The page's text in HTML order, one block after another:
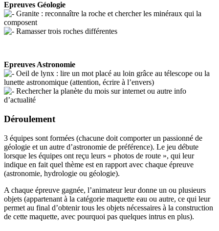
Epreuves Géologie
Granite : reconnaître la roche et chercher les minéraux qui la
composent
Ramasser trois roches différentes
Epreuves Astronomie
Oeil de lynx : lire un mot placé au loin grâce au télescope ou la
lunette astronomique (attention, écrire à l’envers)
Rechercher la planète du mois sur internet ou autre info
d’actualité
Déroulement
3 équipes sont formées (chacune doit comporter un passionné de
géologie et un autre d’astronomie de préférence). Le jeu débute
lorsque les équipes ont reçu leurs « photos de route », qui leur
indique en fait quel thème est en rapport avec chaque épreuve
(astronomie, hydrologie ou géologie).
A chaque épreuve gagnée, l’animateur leur donne un ou plusieurs
objets (appartenant à la catégorie maquette eau ou autre, ce qui leur
permet au final d’obtenir tous les objets nécessaires à la construction
de cette maquette, avec pourquoi pas quelques intrus en plus).